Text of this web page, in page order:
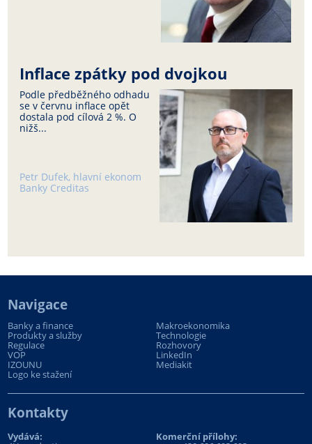
Inflace zpátky pod dvojkou
Podle předběžného odhadu
se v červnu inflace opět
dostala pod cílová 2 %. O
nižš...
Petr Dufek, hlavní ekonom
Banky Creditas
Navigace
Banky a finance Makroekonomika
Produkty a služby Technologie
Regulace Rozhovory
VOP LinkedIn
IZOUNU Mediakit
Logo ke stažení
Kontakty
Vydává: Komerční přílohy: